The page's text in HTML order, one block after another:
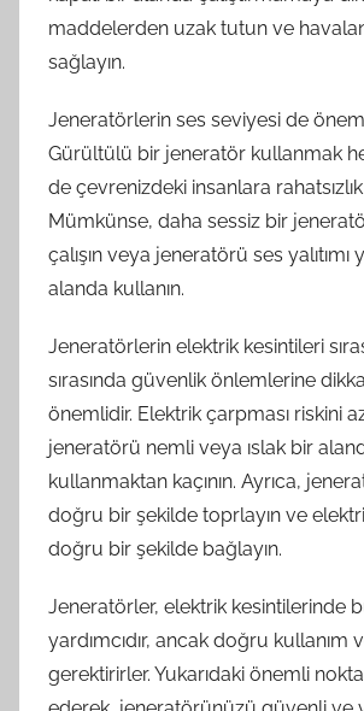
maddelerden uzak tutun ve
sağlayın.
Jeneratörlerin ses seviyesi de
Gürültülü bir jeneratör kullanmak
de çevrenizdeki insanlara
Mümkünse, daha sessiz bir
çalışın veya jeneratörü ses yalıtımı
alanda kullanın.
Jeneratörlerin elektrik kesintileri
sırasında güvenlik önlemlerine
önemlidir. Elektrik çarpması riskini
jeneratörü nemli veya ıslak bir
kullanmaktan kaçının. Ayrıca,
doğru bir şekilde toprlayın ve
doğru bir şekilde bağlayın.
Jeneratörler, elektrik kesintilerinde
yardımcıdır, ancak doğru kullanım
gerektirirler. Yukarıdaki önemli